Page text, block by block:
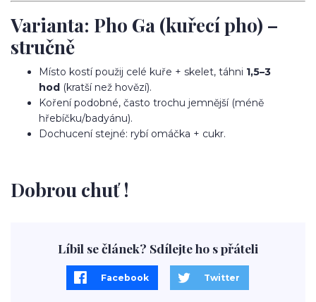
Varianta: Pho Ga (kuřecí pho) –
stručně
Místo kostí použij celé kuře + skelet, táhni 1,5–3
hod (kratší než hovězí).
Koření podobné, často trochu jemnější (méně
hřebíčku/badyánu).
Dochucení stejné: rybí omáčka + cukr.
Dobrou chuť !
Líbil se článek? Sdílejte ho s přáteli
Facebook Twitter